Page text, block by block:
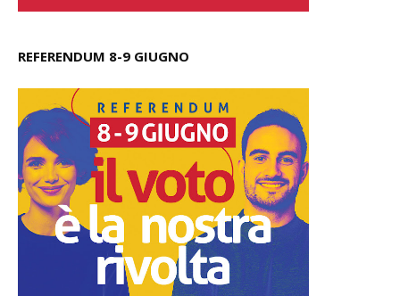
REFERENDUM 8-9 GIUGNO